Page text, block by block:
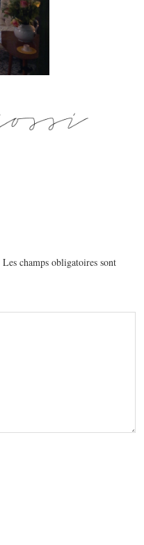
Les champs obligatoires sont